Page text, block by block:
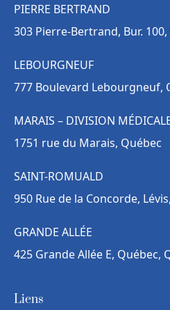
PIERRE BERTRAND
303 Pierre-Bertrand, Bur.
LEBOURGNEUF
777 Boulevard Lebourgneuf,
MARAIS – DIVISION
1751 rue du Marais, Québec
SAINT-ROMUALD
950 Rue de la Concorde,
GRANDE ALLÉE
425 Grande Allée E, Québec,
Liens